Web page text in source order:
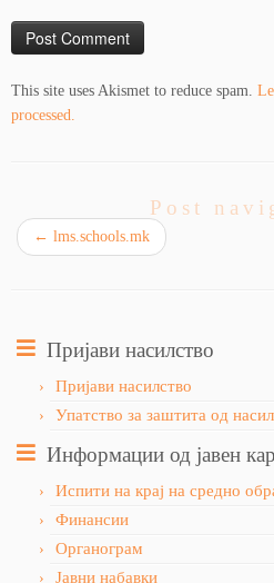
This site uses Akismet to reduce spam.
processed.
Post
← lms.schools.mk
Пријави насилство
Пријави насилство
Упатство за заштита од
Информации од јавен
Испити на крај на средно
Финансии
Органограм
Јавни набавки